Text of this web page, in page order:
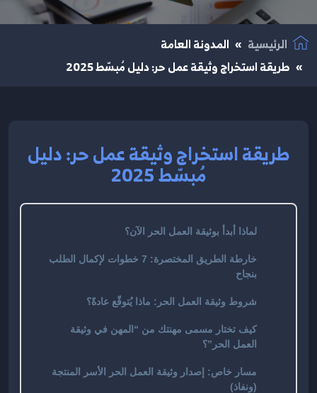
الرئيسية
المدونة العامة
طريقة استخراج وثيقة عمل حر: دليل مُبسّط 2025
طريقة استخراج وثيقة عمل حر: دليل
مُبسّط 2025
لماذا أبدأ بوثيقة العمل الحر الآن؟
خارطة الطريق المختصرة: 7 خطوات لإكمال الطلب
بنجاح
شروط وثيقة العمل الحر: ماذا يُتوقّع عادةً؟
كيف تختار مسمى مهنتك من “المهن في وثيقة
العمل الحر”؟
مسار خاص: إصدار وثيقة العمل الحر الأسر المنتجة
(ونفاذ)